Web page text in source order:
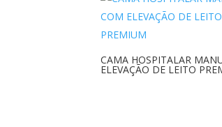
CAMA HOSPITALAR
ELEVAÇÃO DE LEITO